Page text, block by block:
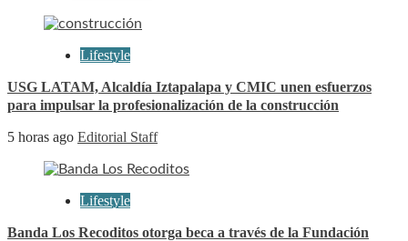
Lifestyle
USG LATAM, Alcaldía Iztapalapa y CMIC unen esfuerzos
para impulsar la profesionalización de la construcción
5 horas ago Editorial Staff
Lifestyle
Banda Los Recoditos otorga beca a través de la Fundación